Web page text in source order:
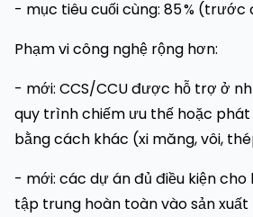
- mục tiêu cuối cùng: 85 % (trước
Phạm vi công nghệ rộng hơn:
- mới: CCS/CCU được hỗ trợ ở
quy trình chiếm ưu thế hoặc phát
bằng cách khác (xi măng, vôi,
- mới: các dự án đủ điều kiện
tập trung hoàn toàn vào sản xuất